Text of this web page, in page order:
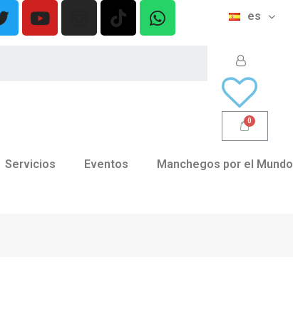
es
Servicios Eventos Manchegos por el Mundo